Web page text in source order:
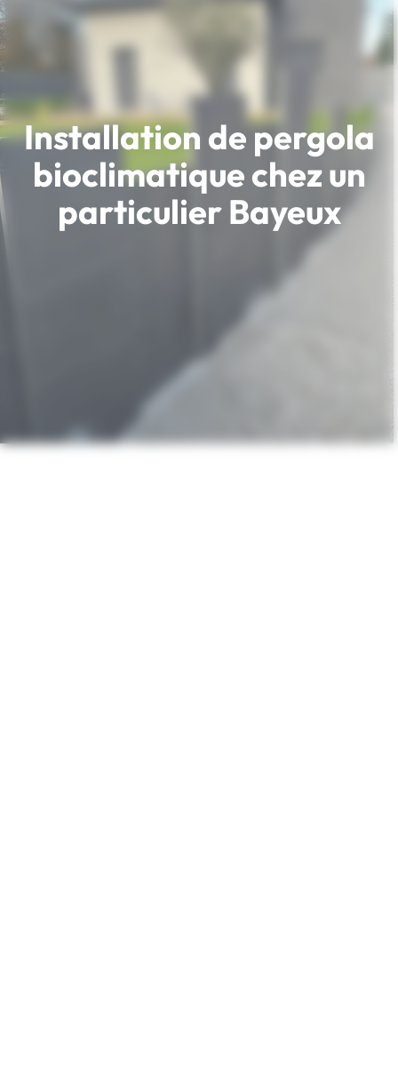
Installation de pergola
bioclimatique chez un
particulier Bayeux